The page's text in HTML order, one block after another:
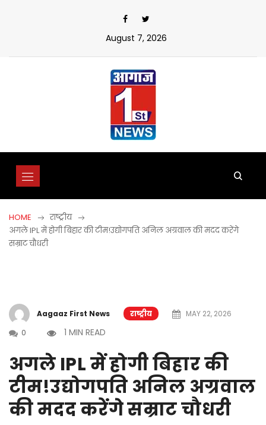
August 7, 2026
HOME
राष्ट्रीय
अगले IPL में होगी बिहार की टीम!उद्योगपति अनिल अग्रवाल की मदद करेंगे
सम्राट चौधरी
Aagaaz First News राष्ट्रीय
MAY 22, 2026
0
1 MIN READ
अगले IPL में होगी बिहार की
टीम!उद्योगपति अनिल अग्रवाल
की मदद करेंगे सम्राट चौधरी